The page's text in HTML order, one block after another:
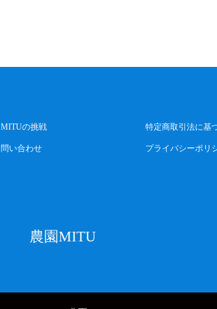
MITUの挑戦
問い合わせ
特定商取引法に基
プライバシーポリ
農園MITU